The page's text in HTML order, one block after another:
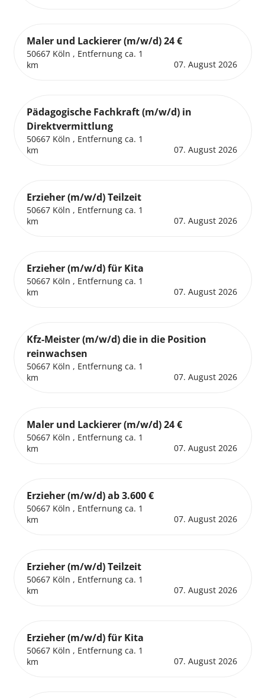
Maler und Lackierer (m/w/d) 24 €
50667 Köln , Entfernung ca. 1
km
07. August 2026
Pädagogische Fachkraft (m/w/d) in
Direktvermittlung
50667 Köln , Entfernung ca. 1
km
07. August 2026
Erzieher (m/w/d) Teilzeit
50667 Köln , Entfernung ca. 1
km
07. August 2026
Erzieher (m/w/d) für Kita
50667 Köln , Entfernung ca. 1
km
07. August 2026
Kfz-Meister (m/w/d) die in die Position
reinwachsen
50667 Köln , Entfernung ca. 1
km
07. August 2026
Maler und Lackierer (m/w/d) 24 €
50667 Köln , Entfernung ca. 1
km
07. August 2026
Erzieher (m/w/d) ab 3.600 €
50667 Köln , Entfernung ca. 1
km
07. August 2026
Erzieher (m/w/d) Teilzeit
50667 Köln , Entfernung ca. 1
km
07. August 2026
Erzieher (m/w/d) für Kita
50667 Köln , Entfernung ca. 1
km
07. August 2026